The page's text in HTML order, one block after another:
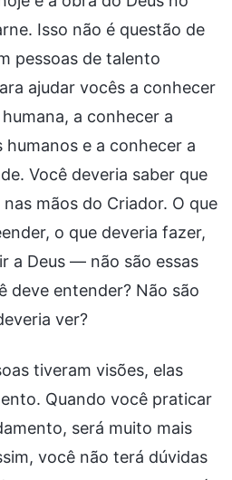
Isso não é questão de
pessoas de talento
ajudar vocês a conhecer
a conhecer a
humanos e a conhecer a
Você deveria saber que
mãos do Criador. O que
o que deveria fazer,
a Deus — não são essas
deve entender? Não são
ver?
tiveram visões, elas
Quando você praticar
será muito mais
você não terá dúvidas